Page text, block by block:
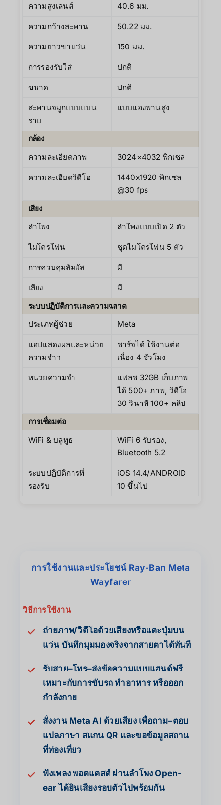
ความสูงเลนส์ 40.6 มม.
ความกว้างสะพาน 50.22 มม.
ความยาวขาแว่น 150 มม.
การรองรับใส่ ปกติ
ขนาด ปกติ
สะพานจมูกแบบแบน
ราบ
แบบแฮงพานสูง
กล้อง
ความละเอียดภาพ
3024×4032 พิกเซล
ความละเอียดวิดีโอ
1440x1920 พิกเซล
@30 fps
เสียง
ลำโพง
ลำโพงแบบเปิด 2 ตัว
ไมโครโฟน ชุดไมโครโฟน 5 ตัว
การควบคุมสัมผัส มี
เสียง
มี
ระบบปฏิบัติการและความฉลาด
ประเภทผู้ช่วย
Meta
แอปแสดงผลและหน่วย
ความจำฯ
ชาร์จได้ ใช้งานต่อ
เนื่อง 4 ชั่วโมง
หน่วยความจำ
แฟลช 32GB เก็บภาพ
ได้ 500+ ภาพ, วิดีโอ
30 วินาที 100+ คลิป
การเชื่อมต่อ
WiFi & บลูทูธ
WiFi 6 รับรอง,
Bluetooth 5.2
ระบบปฏิบัติการที่
รองรับ
iOS 14.4/ANDROID
10 ขึ้นไป
การใช้งานและประโยชน์ Ray-Ban Meta
Wayfarer
วิธีการใช้งาน
✓
ถ่ายภาพ/วิดีโอด้วยเสียงหรือแตะปุ่มบน
แว่น บันทึกมุมมองจริงจากสายตาได้ทันที
✓
รับสาย–โทร–ส่งข้อความแบบแฮนด์ฟรี
เหมาะกับการขับรถ ทำอาหาร หรือออก
กำลังกาย
✓
สั่งงาน Meta AI ด้วยเสียง เพื่อถาม–ตอบ
แปลภาษา สแกน QR และขอข้อมูลสถาน
ที่ท่องเที่ยว
✓
ฟังเพลง พอดแคสต์ ผ่านลำโพง Open-
ear ได้ยินเสียงรอบตัวไปพร้อมกัน